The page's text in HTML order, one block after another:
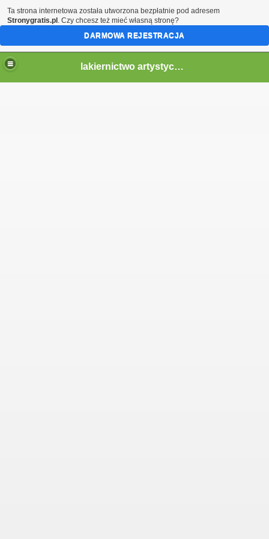
lakiernictwo artystyczne
Ta strona internetowa została utworzona bezpłatnie pod adresem
Stronygratis.pl . Czy chcesz też mieć własną stronę?
DARMOWA REJESTRACJA